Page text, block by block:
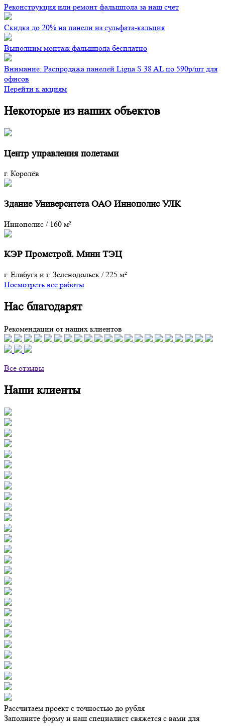
Реконструкция или ремонт фальшпола за наш счет
Скидка до 20% на панели из сульфата-кальция
Выполним монтаж фальшпола бесплатно
Внимание: Распродажа панелей Ligna S 38 AL по 590р/шт для
офисов
Перейти к акциям
Некоторые из наших объектов
Центр управления полетами
г. Королёв
Здание Университета ОАО Иннополис УЛК
Иннополис /160 м²
КЭР Промстрой. Мини ТЭЦ
г. Елабуга и г. Зеленодольск /225 м²
Посмотреть все работы
Нас благодарят
Рекомендации от наших клиентов
Все отзывы
Наши клиенты
Рассчитаем проект с точностью до рубля
Заполните форму и наш специалист свяжется с вами для